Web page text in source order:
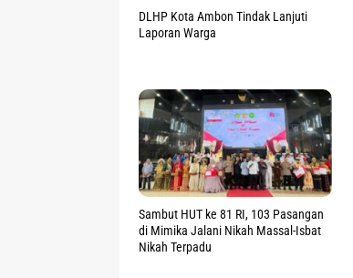
DLHP Kota Ambon Tindak Lanjuti
Laporan Warga
Sambut HUT ke 81 RI, 103 Pasangan
di Mimika Jalani Nikah Massal-Isbat
Nikah Terpadu